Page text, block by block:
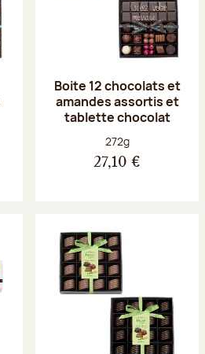
Boite 12 chocolats et
amandes assortis et
tablette chocolat
Poids net :
272g
27,10 €